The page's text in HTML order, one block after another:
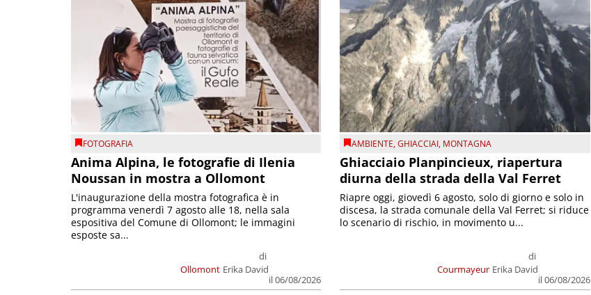
FOTOGRAFIA
Anima Alpina, le fotografie di Ilenia
Noussan in mostra a Ollomont
Ollomont
di
Erika David
il 06/08/2026
L'inaugurazione della mostra fotografica è in
programma venerdì 7 agosto alle 18, nella sala
espositiva del Comune di Ollomont; le immagini
esposte sa...
AMBIENTE,GHIACCIAI, MONTAGNA
Ghiacciaio Planpincieux, riapertura
diurna della strada della Val Ferret
Courmayeur
di
Erika David
il 06/08/2026
Riapre oggi, giovedì 6 agosto, solo di giorno e solo in
discesa, la strada comunale della Val Ferret; si riduce
lo scenario di rischio, in movimento u...